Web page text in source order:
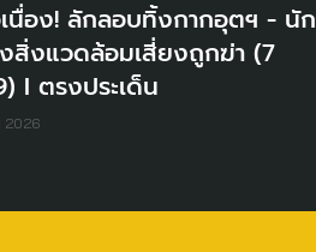
นื่อง! ลักลอบทิ้งกากอุตฯ - นัก
สิ่งแวดล้อมเสี่ยงถูกฆ่า (7
I ตรงประเด็น
2026